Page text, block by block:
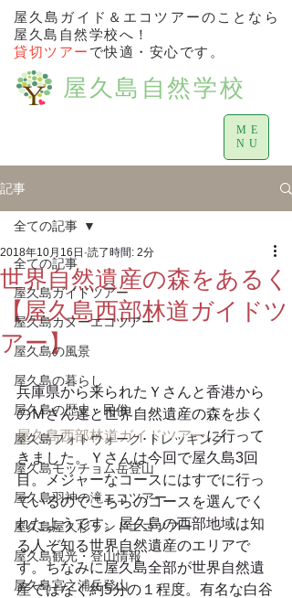
屋久島自然学校
屋久島ガイド＆エコツアーのことなら
屋久島自然学校へ！
貸切ツアー で快適・安心です。
ME
NU
記事
全ての記事
屋久島ガイドツアー
屋久島カヌーエコツアー
屋久島の風景
屋久島の暮らし
屋久島の歴史・民俗
屋久島フォトウォーク･トレッキング
屋久島モッチョム岳登山
屋久島羽神の滝エコツアー
屋久島屋久杉ランドエコツアー
屋久島観光・登山情報
屋久島宮之浦岳登山
全ての記事
世界自然遺産の森をあるく
【屋久島西部林道ガイドツ
アー】
2018年10月16日 読了時間: 2分
兵庫県から来られたＹさんと香港から
のＭさん達と世界自然遺産の森を歩く
屋久島西部林道ガイドツアーに行って
きました。Ｙさんは今回で屋久島3回
目。メジャーなコースにはすでに行っ
ているのでこちらのコースを選んでく
れたようです。屋久島の西部地域は知
る人ぞ知る世界自然遺産のエリアで
す。ちなみに屋久島全部が世界自然遺
産ではなく約5分の１程度。有名な白谷